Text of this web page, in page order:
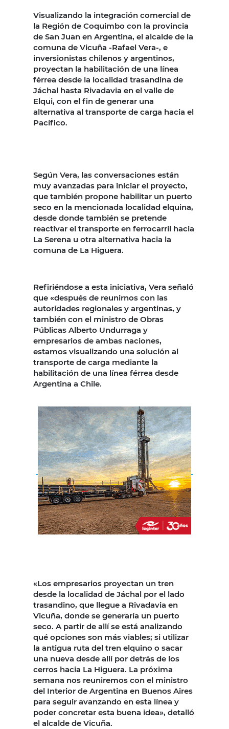
Visualizando la integración comercial de
la Región de Coquimbo con la provincia
de San Juan en Argentina, el alcalde de la
comuna de Vicuña -Rafael Vera-, e
inversionistas chilenos y argentinos,
proyectan la habilitación de una línea
férrea desde la localidad trasandina de
Jáchal hasta Rivadavia en el valle de
Elqui, con el fin de generar una
alternativa al transporte de carga hacia el
Pacífico.
Según Vera, las conversaciones están
muy avanzadas para iniciar el proyecto,
que también propone habilitar un puerto
seco en la mencionada localidad elquina,
desde donde también se pretende
reactivar el transporte en ferrocarril hacia
La Serena u otra alternativa hacia la
comuna de La Higuera.
Refiriéndose a esta iniciativa, Vera señaló
que «después de reunirnos con las
autoridades regionales y argentinas, y
también con el ministro de Obras
Públicas Alberto Undurraga y
empresarios de ambas naciones,
estamos visualizando una solución al
transporte de carga mediante la
habilitación de una línea férrea desde
Argentina a Chile.
«Los empresarios proyectan un tren
desde la localidad de Jáchal por el lado
trasandino, que llegue a Rivadavia en
Vicuña, donde se generaría un puerto
seco. A partir de allí se está analizando
qué opciones son más viables; si utilizar
la antigua ruta del tren elquino o sacar
una nueva desde allí por detrás de los
cerros hacia La Higuera. La próxima
semana nos reuniremos con el ministro
del Interior de Argentina en Buenos Aires
para seguir avanzando en esta línea y
poder concretar esta buena idea», detalló
el alcalde de Vicuña.